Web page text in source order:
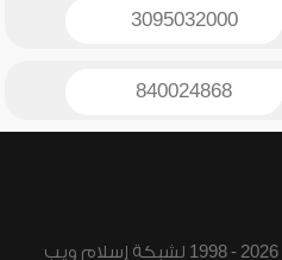
3095032000
840024868